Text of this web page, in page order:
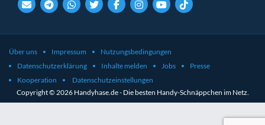
Über uns Impressum
Nutzungsbedingungen
Datenschutzerklärung
Inhalte melden Jobs
Presse
Kooperation
Datenschutzeinstellungen
Copyright © 2026 Handyhase.de - Die besten Handy-Schnäppchen im Netz.